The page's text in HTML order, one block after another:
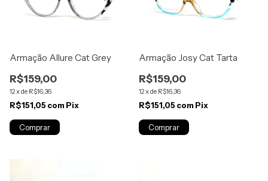
Armação Allure Cat Grey
R$159,00
12xde R$16,36
R$151,05 com Pix
Armação Josy Cat Tarta
R$159,00
12xde R$16,36
R$151,05 com Pix